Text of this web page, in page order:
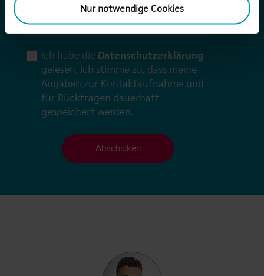
Nur notwendige Cookies
Ich habe die Datenschutzerklärung
gelesen. Ich stimme zu, dass meine
Angaben zur Kontaktaufnahme und
für Rückfragen dauerhaft
gespeichert werden.